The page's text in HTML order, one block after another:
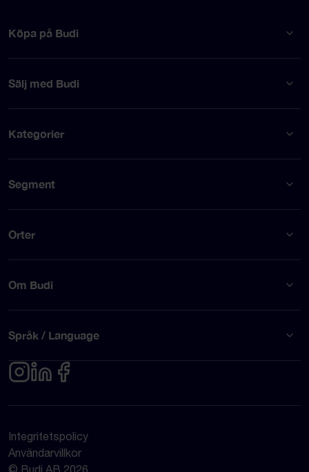
Köpa på Budi
Sälj med Budi
Kategorier
Segment
Orter
Om Budi
Språk / Language
Integritetspolicy
Användarvillkor
© Budi AB 2026